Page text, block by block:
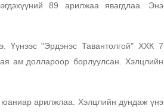
89 арилжаа явагдлаа. Энэ
Үүнээс "Эрдэнэс Тавантолгой" ХХК 7
ам.доллароор борлуулсан. Хэлцлийн
арилжлаа. Хэлцлийн дундаж үнэ